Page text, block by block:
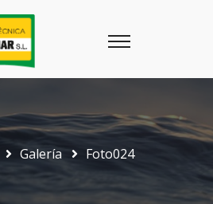
Galería Foto024